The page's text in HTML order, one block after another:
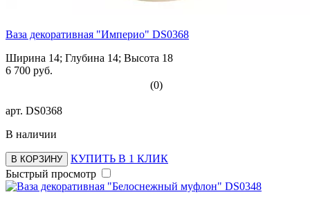
Ваза декоративная "Империо" DS0368
Ширина 14; Глубина 14; Высота 18
6 700 руб.
(0)
арт. DS0368
В наличии
В КОРЗИНУ
КУПИТЬ В 1 КЛИК
Быстрый просмотр